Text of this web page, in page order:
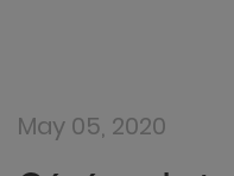
May 05, 2020